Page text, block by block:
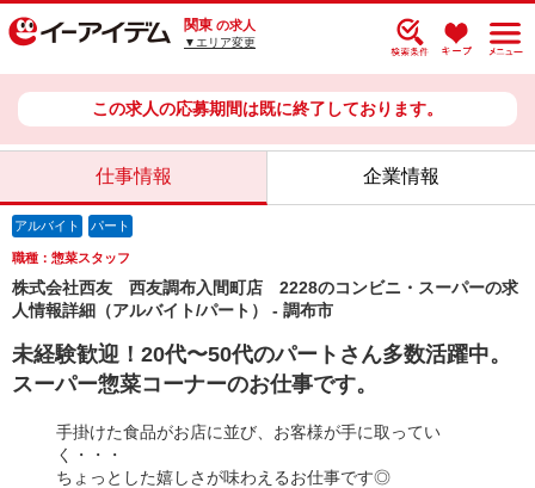
関東 の求人
▼エリア変更
この求人の応募期間は既に終了しております。
仕事情報 企業情報
アルバイト パート
職種：惣菜スタッフ
株式会社西友 西友調布入間町店 2228のコンビニ・スーパーの求
人情報詳細（アルバイト/パート） - 調布市
未経験歓迎！20代〜50代のパートさん多数活躍中。
スーパー惣菜コーナーのお仕事です。
手掛けた食品がお店に並び、お客様が手に取ってい
く・・・
ちょっとした嬉しさが味わえるお仕事です◎